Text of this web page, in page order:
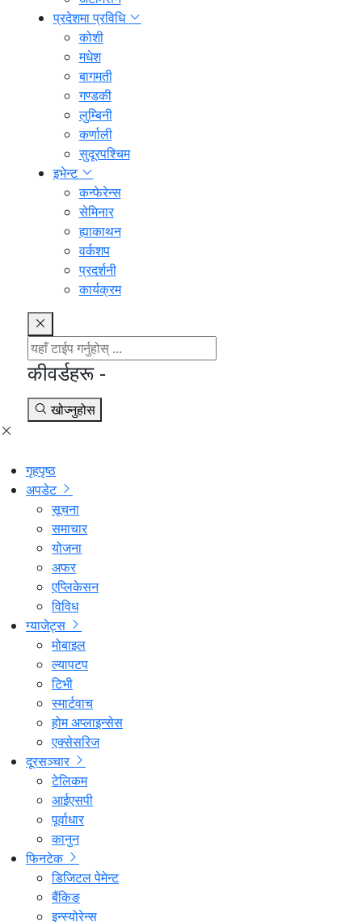
प्रदेशमा प्रविधि
कोशी
मधेश
बागमती
गण्डकी
लुम्बिनी
कर्णाली
सुदूरपश्चिम
इभेन्ट
कन्फेरेन्स
सेमिनार
ह्याकाथन
वर्कशप
प्रदर्शनी
कार्यक्रम
कीवर्डहरू -
खोज्नुहोस
गृहपृष्ठ
अपडेट
सूचना
समाचार
योजना
अफर
एप्लिकेसन
विविध
ग्याजेट्स
मोबाइल
ल्यापटप
टिभी
स्मार्टवाच
होम अप्लाइन्सेस
एक्सेसरिज
दूरसञ्चार
टेलिकम
आईएसपी
पूर्वाधार
कानुन
फिनटेक
डिजिटल पेमेन्ट
बैंकिङ
इन्स्योरेन्स